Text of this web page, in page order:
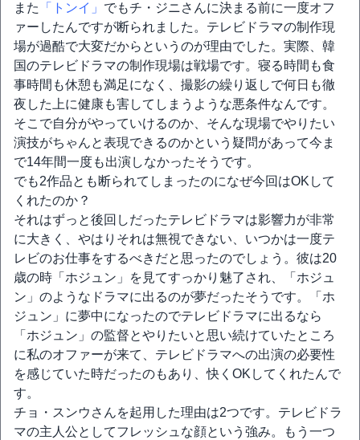
また
「トンイ」 でもチ・ジニさんに決まる前に一度オフ
ァーしたんですが断られました。テレビドラマの制作現
場が過酷で大変だからというのが理由でした。実際、韓
国のテレビドラマの制作現場は戦場です。寝る時間も食
事時間も休憩も満足になく、撮影の繰り返しで何日も徹
夜した上に健康も害してしまうような悪条件なんです。
そこで自分がやっていけるのか、そんな現場でやりたい
演技がちゃんと表現できるのかという疑問があって今ま
で14年間一度も出演しなかったそうです。
でも2作品とも断られてしまったのになぜ今回はOKして
くれたのか？
それはずっと後回しだったテレビドラマは影響力が非常
に大きく、やはりそれは無視できない、いつかは一度テ
レビのお仕事をするべきだと思ったのでしょう。彼は20
歳の時「ホジュン」を見てすっかり魅了され、「ホジュ
ン」のようなドラマに出るのが夢だったそうです。「ホ
ジュン」に夢中になったのでテレビドラマに出るなら
「ホジュン」の監督とやりたいと思い続けていたところ
に私のオファーが来て、テレビドラマへの出演の必要性
を感じていた時だったのもあり、快くOKしてくれたんで
す。
チョ・スンウさんを起用した理由は2つです。テレビドラ
マの主人公としてフレッシュな顔という強み。もう一つ